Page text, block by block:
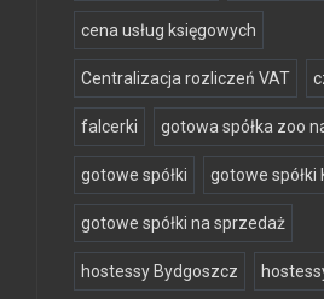
cena usług księgowych
Centralizacja rozliczeń VAT
falcerki gotowa spółka zoo
gotowe spółki gotowe spółki
gotowe spółki na sprzedaż
hostessy Bydgoszcz